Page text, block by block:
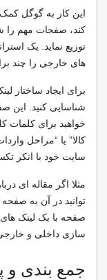
این کار به گوگل
کند، صفحات مهم را
توزیع نماید. یک
های خارجی را چند
برای ایجاد ساختار
شناسایی کنید. این
خواهید برای کلمات
کالا” یا “مراحل
سایت خود با انکر
مثلا اگر مقاله ای
توانید در آن به
صفحه با بک لینک
سازی داخلی و
جمع بندی و